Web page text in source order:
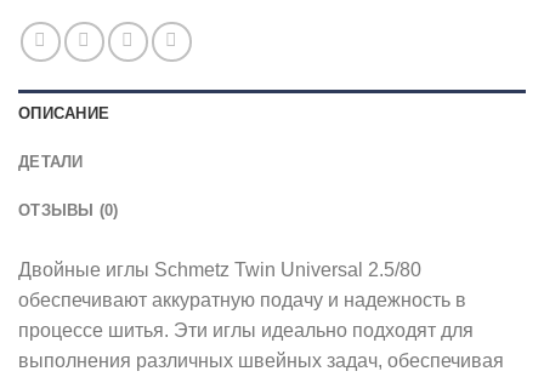
ОПИСАНИЕ
ДЕТАЛИ
ОТЗЫВЫ (0)
Двойные иглы Schmetz Twin Universal 2.5/80
обеспечивают аккуратную подачу и надежность в
процессе шитья. Эти иглы идеально подходят для
выполнения различных швейных задач, обеспечивая